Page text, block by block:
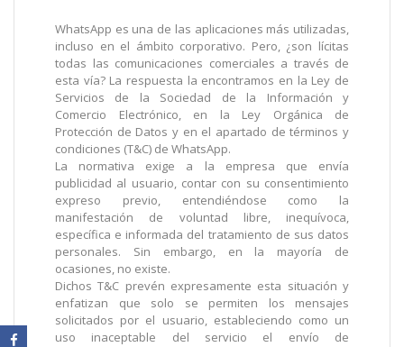
WhatsApp es una de las aplicaciones más utilizadas,
incluso en el ámbito corporativo. Pero, ¿son lícitas
todas las comunicaciones comerciales a través de
esta vía? La respuesta la encontramos en la Ley de
Servicios de la Sociedad de la Información y
Comercio Electrónico, en la Ley Orgánica de
Protección de Datos y en el apartado de términos y
condiciones (T&C) de WhatsApp.
La normativa exige a la empresa que envía
publicidad al usuario, contar con su consentimiento
expreso previo, entendiéndose como la
manifestación de voluntad libre, inequívoca,
específica e informada del tratamiento de sus datos
personales. Sin embargo, en la mayoría de
ocasiones, no existe.
Dichos T&C prevén expresamente esta situación y
enfatizan que solo se permiten los mensajes
solicitados por el usuario, estableciendo como un
uso inaceptable del servicio el envío de